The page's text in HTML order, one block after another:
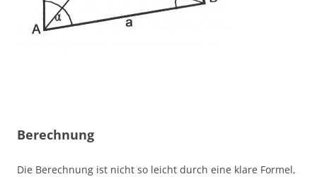
Berechnung
Die Berechnung ist nicht so leicht durch eine klare Formel,